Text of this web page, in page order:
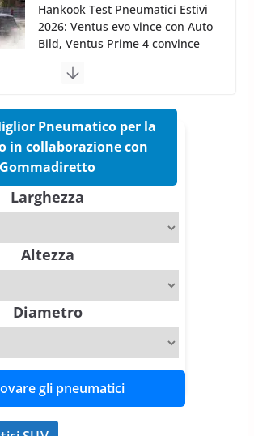
Hankook Test Pneumatici Estivi
2026: Ventus evo vince con Auto
Bild, Ventus Prime 4 convince
26 Marzo 2026
Test Gomme 2026 Tyre Reviews:
i Migliori pneumatici estivi
sportivi a confronto
17 Marzo 2026 5 min read
Pirelli Cinturato 2026: due
vittorie nei test europei
confermano il salto tecnico del
16 Marzo 2026 6 min read
Pneumatico per la
in collaborazione con
Gommadiretto
Larghezza
Altezza
Diametro
gli pneumatici